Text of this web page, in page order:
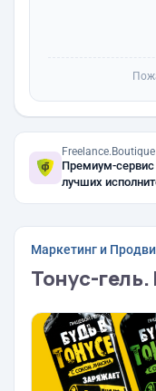
Freelance.Boutique
Премиум-сервис
лучших
Маркетинг и
Тонус-